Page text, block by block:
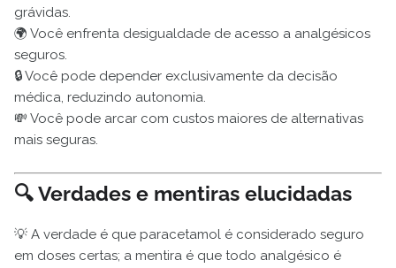
grávidas.
🌍 Você enfrenta desigualdade de acesso a analgésicos
seguros.
🔒 Você pode depender exclusivamente da decisão
médica, reduzindo autonomia.
💸 Você pode arcar com custos maiores de alternativas
mais seguras.
🔍 Verdades e mentiras elucidadas
💡 A verdade é que paracetamol é considerado seguro
em doses certas; a mentira é que todo analgésico é